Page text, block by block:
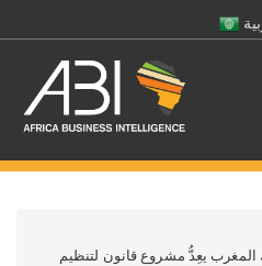
المغرب يعِدُّ مشروع قانون لتنظيم